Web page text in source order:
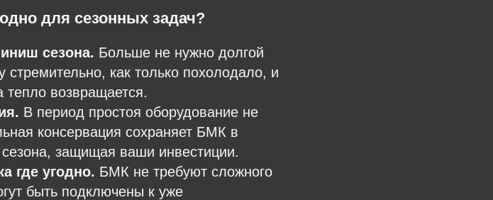
для сезонных задач?
сезона. Больше не нужно долгой
как только похолодало, и
тепло возвращается.
В период простоя оборудование не
консервация сохраняет БМК в
защищая ваши инвестиции.
где угодно. БМК не требуют сложного
быть подключены к уже